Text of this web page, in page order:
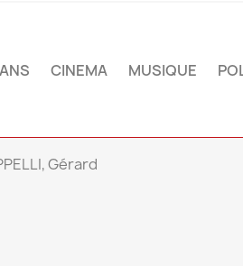
CINEMA MUSIQUE
Gérard